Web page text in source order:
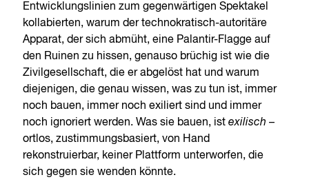
Entwicklungslinien zum gegenwärtigen Spektakel
kollabierten, warum der technokratisch-autoritäre
Apparat, der sich abmüht, eine Palantir-Flagge auf
den Ruinen zu hissen, genauso brüchig ist wie die
Zivilgesellschaft, die er abgelöst hat und warum
diejenigen, die genau wissen, was zu tun ist, immer
noch bauen, immer noch exiliert sind und immer
noch ignoriert werden. Was sie bauen, istexilisch –
ortlos, zustimmungsbasiert, von Hand
rekonstruierbar, keiner Plattform unterworfen, die
sich gegen sie wenden könnte.